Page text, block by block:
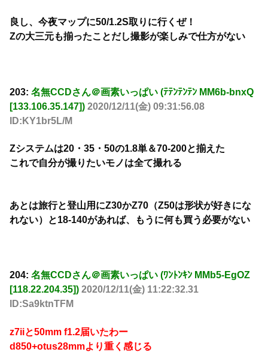
良し、今夜マップに50/1.2S取りに行くぜ！
Zの大三元も揃ったことだし撮影が楽しみで仕方がない
203: 名無CCDさん＠画素いっぱい (ﾃﾃﾝﾃﾝﾃﾝ MM6b-bnxQ
[133.106.35.147]) 2020/12/11(金) 09:31:56.08
ID:KY1br5L/M
Zシステムは20・35・50の1.8単＆70-200と揃えた
これで自分が撮りたいモノは全て撮れる
あとは旅行と登山用にZ30かZ70（Z50は形状が好きにな
れない）と18-140があれば、もうに何も買う必要がない
204: 名無CCDさん＠画素いっぱい (ﾜﾝﾄﾝｷﾝ MMb5-EgOZ
[118.22.204.35]) 2020/12/11(金) 11:22:32.31
ID:Sa9ktnTFM
z7iiと50mm f1.2届いたわー
d850+otus28mmより重く感じる